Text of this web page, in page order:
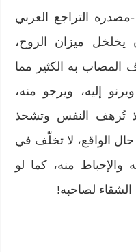
التراجع العربي
ميزان الروح،
المصاب به الكثير مما
إليه، ويرجو منه،
تُرهف النفس وتشحذ
حال الواقع، لا تخلّف في
منه، كما لو
لصاحبه!